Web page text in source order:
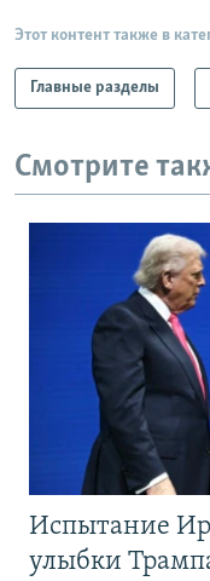
Этот контент также в
Главные разделы
Смотрите
Испытание
улыбки